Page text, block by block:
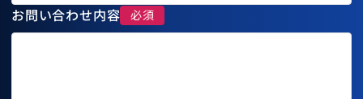
お問い合わせ内容